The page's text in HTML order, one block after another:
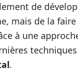
de
mais de la
à une
.